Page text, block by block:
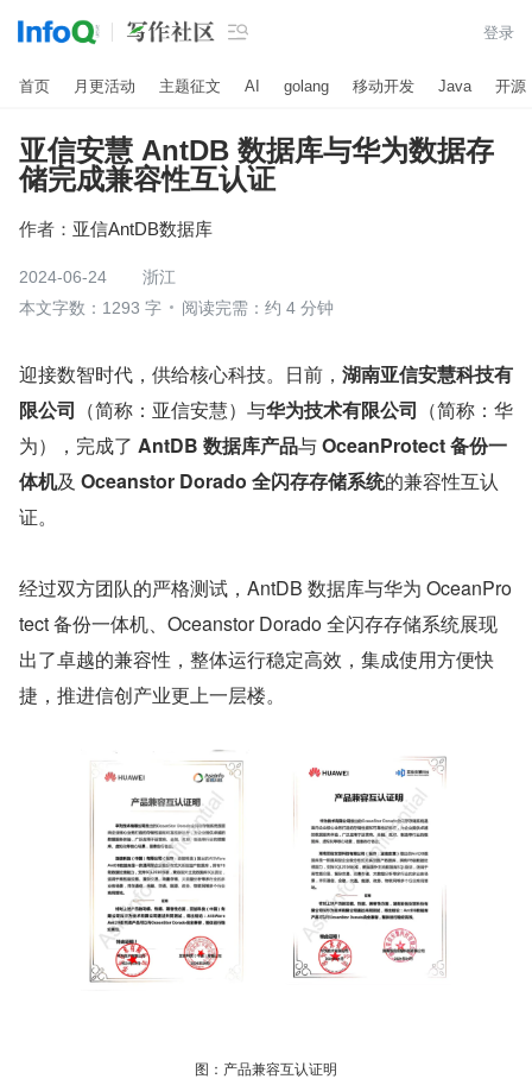
 登录
首页 月更活动 主题征文 AI golang 移动开发 Java 开源
亚信安慧 AntDB 数据库与华为数据存
储完成兼容性互认证
作者： 亚信AntDB数据库
2024-06-24
浙江
本文字数：1293 字
阅读完需：约 4 分钟
迎接数智时代，供给核心科技。日前， 湖南亚信安慧科技有
限公司 （简称：亚信安慧）与华为技术有限公司 （简称：华
为），完成了 AntDB 数据库产品与 OceanProtect 备份一
体机及 Oceanstor Dorado 全闪存存储系统的兼容性互认
证。
经过双方团队的严格测试，AntDB 数据库与华为 OceanPro
tect 备份一体机、Oceanstor Dorado 全闪存存储系统展现
出了卓越的兼容性，整体运行稳定高效，集成使用方便快
捷，推进信创产业更上一层楼。
图：产品兼容互认证明